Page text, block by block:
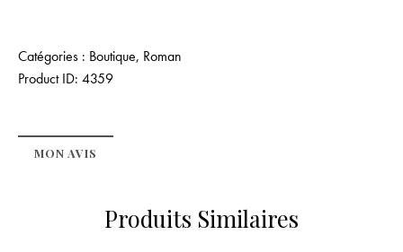
Catégories : Boutique, Roman
Product ID: 4359
MON AVIS
Produits Similaires